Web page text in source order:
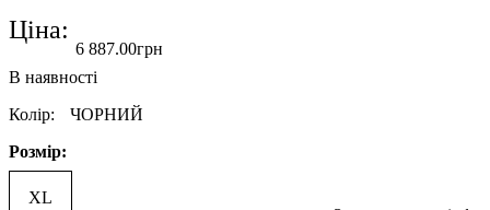
Ціна:
6 887.00грн
Колір:
ЧОРНИЙ
Розмір:
XL